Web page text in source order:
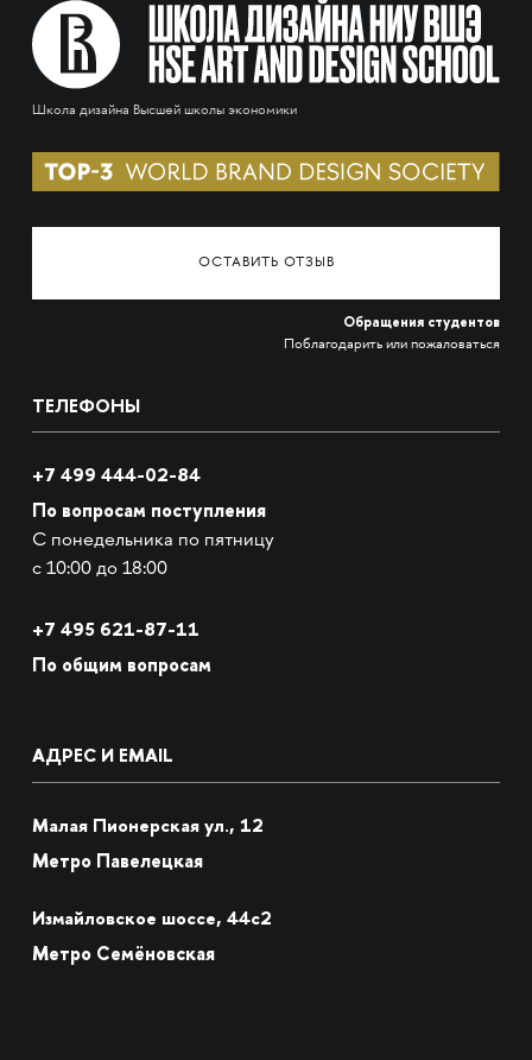
Школа дизайна Высшей школы экономики
ОСТАВИТЬ ОТЗЫВ
Обращения студентов
Поблагодарить или пожаловаться
ТЕЛЕФОНЫ
+7 499 444-02-84
По вопросам поступления
С понедельника по пятницу
с 10:00 до 18:00
+7 495 621-87-11
По общим вопросам
АДРЕС И EMAIL
Малая Пионерская ул., 12
Метро Павелецкая
Измайловское шоссе, 44с2
Метро Семёновская